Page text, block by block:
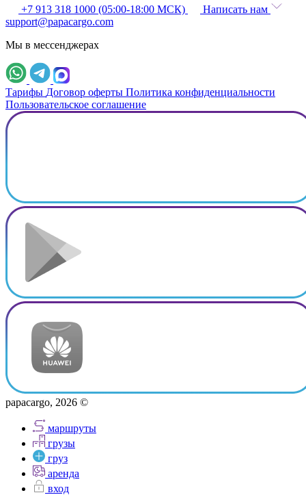
+7 913 318 1000 (05:00-18:00 МСК)
Написать нам
support@papacargo.com
Мы в мессенджерах
Тарифы Договор оферты Политика конфиденциальности
Пользовательское соглашение
papacargo, 2026 ©
маршруты
грузы
груз
аренда
вход